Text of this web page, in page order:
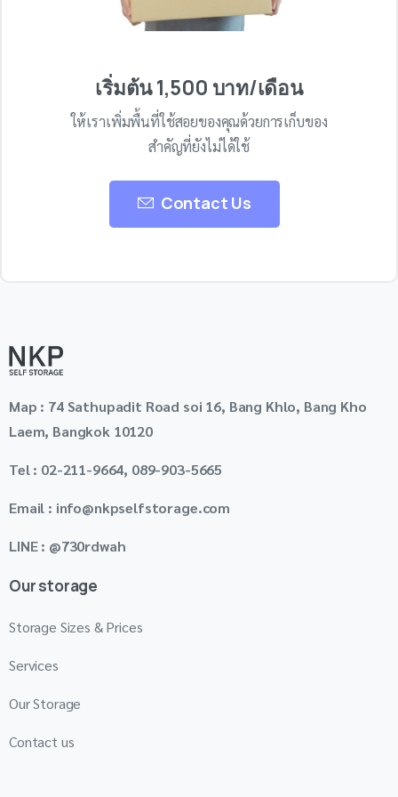
เริ่มต้น 1,500 บาท/เดือน
ให้เราเพิ่มพื้นที่ใช้สอยของคุณด้วยการเก็บของ
สำคัญที่ยังไม่ได้ใช้
Contact Us
Map : 74 Sathupadit Road soi 16, Bang Khlo, Bang Kho
Laem, Bangkok 10120
Tel : 02-211-9664, 089-903-5665
Email : info@nkpselfstorage.com
LINE : @730rdwah
Our storage
Storage Sizes & Prices
Services
Our Storage
Contact us